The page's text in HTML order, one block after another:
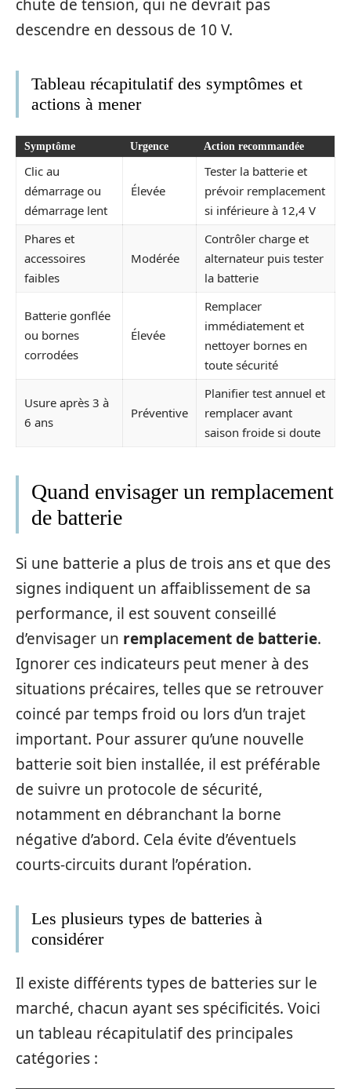
chute de tension, qui ne devrait pas
descendre en dessous de 10 V.
Tableau récapitulatif des symptômes et
actions à mener
Symptôme Urgence Action recommandée
Clic au
démarrage ou
démarrage lent
Élevée
Tester la batterie et
prévoir remplacement
si inférieure à 12,4 V
Phares et
accessoires
faibles
Modérée
Contrôler charge et
alternateur puis tester
la batterie
Batterie gonflée
ou bornes
corrodées
Élevée
Remplacer
immédiatement et
nettoyer bornes en
toute sécurité
Usure après 3 à
6 ans
Préventive
Planifier test annuel et
remplacer avant
saison froide si doute
Quand envisager un remplacement
de batterie
Si une batterie a plus de trois ans et que des
signes indiquent un affaiblissement de sa
performance, il est souvent conseillé
d’envisager un remplacement de batterie.
Ignorer ces indicateurs peut mener à des
situations précaires, telles que se retrouver
coincé par temps froid ou lors d’un trajet
important. Pour assurer qu’une nouvelle
batterie soit bien installée, il est préférable
de suivre un protocole de sécurité,
notamment en débranchant la borne
négative d’abord. Cela évite d’éventuels
courts-circuits durant l’opération.
Les plusieurs types de batteries à
considérer
Il existe différents types de batteries sur le
marché, chacun ayant ses spécificités. Voici
un tableau récapitulatif des principales
catégories :